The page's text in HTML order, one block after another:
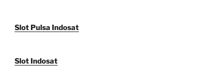
Slot Pulsa Indosat
Slot Indosat